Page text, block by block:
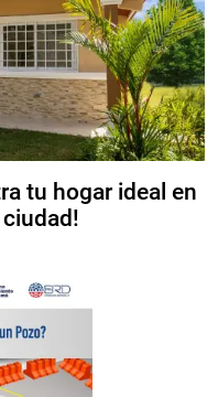
tu hogar ideal en